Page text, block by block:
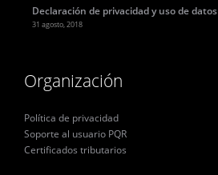
Declaración de privacidad y uso de datos
31 agosto, 2018
Organización
Política de privacidad
Soporte al usuario PQR
Certificados tributarios